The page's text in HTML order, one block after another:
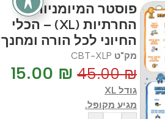
פוסטר המיומניות
החרתיות (XL) – הכלי
החיוני לכל הורה ומחנך
מק"ט CBT-XLP
45.00₪
15.00 ₪
גודל XL
מגיע מקופל.